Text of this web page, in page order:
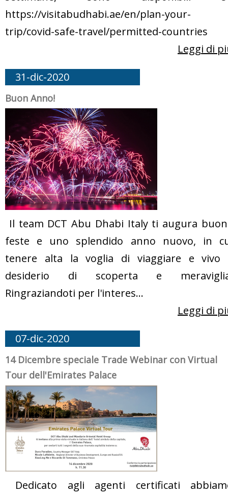
https://visitabudhabi.ae/en/plan-your-
trip/covid-safe-travel/permitted-countries
Leggi di
31-dic-2020
Buon Anno!
Il team DCT Abu Dhabi Italy ti augura
feste e uno splendido anno nuovo, in
tenere alta la voglia di viaggiare e vivo
desiderio di scoperta e
Ringraziandoti per l'interes...
Leggi di
07-dic-2020
14 Dicembre speciale Trade Webinar con Virtual
Tour dell'Emirates Palace
Dedicato agli agenti certificati